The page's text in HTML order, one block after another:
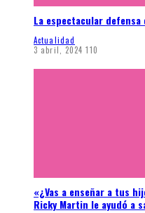
La espectacular defensa
Actualidad
3 abril, 2024 110
«¿Vas a enseñar a tus
Ricky Martin le ayudó a